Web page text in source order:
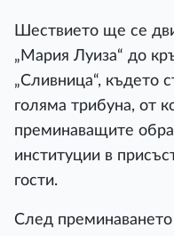
Шествието ще се
„Мария Луиза“ до
„Сливница“, където
голяма трибуна, от
преминаващите
институции в
гости.
След